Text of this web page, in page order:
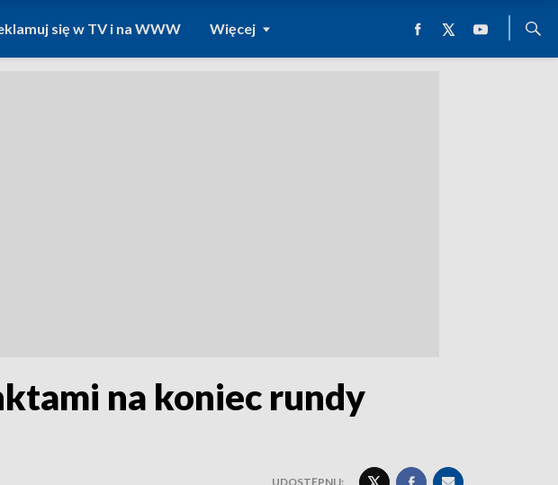
się w TV i na WWW Więcej
na koniec rundy
UDOSTĘPNIJ: